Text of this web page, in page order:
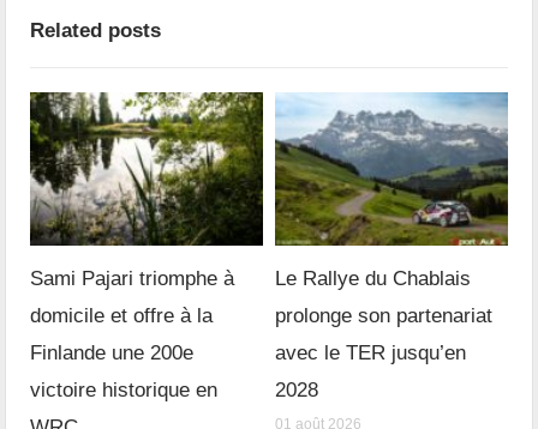
Related posts
Sami Pajari triomphe à
domicile et offre à la
Finlande une 200e
victoire historique en
Le Rallye du Chablais
prolonge son partenariat
avec le TER jusqu’en
2028
01 août 2026